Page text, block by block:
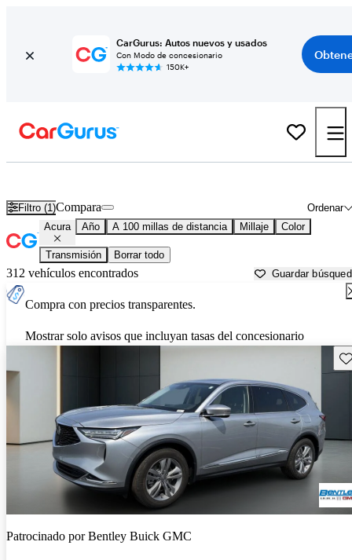
CarGurus: Autos nuevos y usados
Con Modo de concesionario
150K+
Filtro (1) Ordenar
Compara
Acura Año A 100 millas de distancia Millaje Color
Transmisión Borrar todo
312 vehículos encontrados Guardar
Compra con precios transparentes.
Mostrar solo avisos que incluyan tasas del concesionario
Patrocinado porBentley Buick GMC